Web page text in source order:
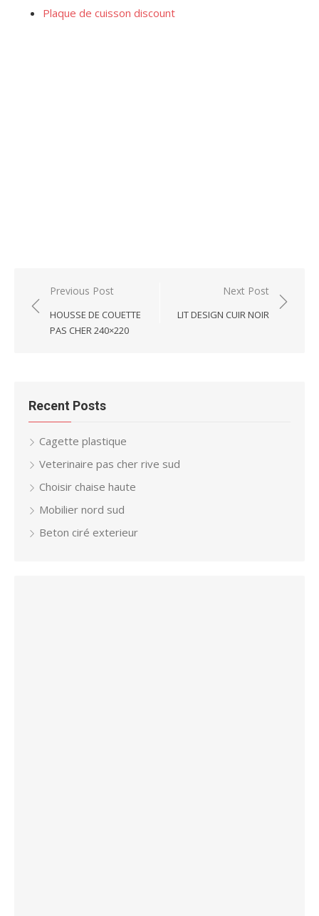
Plaque de cuisson discount
Post
navigation
Previous Post
HOUSSE DE COUETTE
PAS CHER 240×220
Next Post
LIT DESIGN CUIR NOIR
Recent Posts
Cagette plastique
Veterinaire pas cher rive sud
Choisir chaise haute
Mobilier nord sud
Beton ciré exterieur